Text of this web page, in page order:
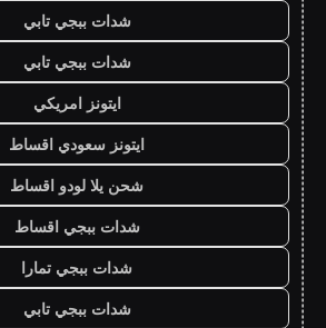
شدات ببجي تابي
شدات ببجي تابي
ايتونز امريكي
ايتونز سعودي اقساط
شحن يلا لودو اقساط
شدات ببجي اقساط
شدات ببجي تمارا
شدات ببجي تابي